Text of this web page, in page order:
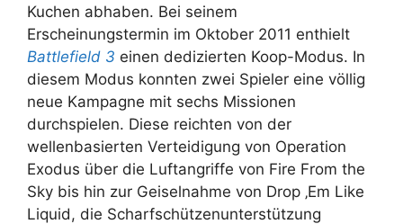
Kuchen abhaben. Bei seinem
Erscheinungstermin im Oktober 2011 enthielt
Battlefield 3 einen dedizierten Koop-Modus. In
diesem Modus konnten zwei Spieler eine völlig
neue Kampagne mit sechs Missionen
durchspielen. Diese reichten von der
wellenbasierten Verteidigung von Operation
Exodus über die Luftangriffe von Fire From the
Sky bis hin zur Geiselnahme von Drop ‚Em Like
Liquid, die Scharfschützenunterstützung